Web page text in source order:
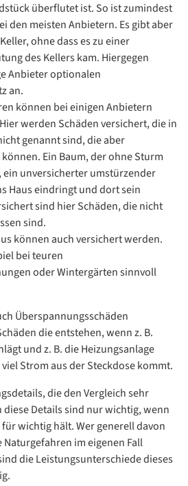
überflutet ist. So ist zumindest
den meisten Anbietern. Es gibt aber
ohne dass es zu einer
des Kellers kam. Hiergegen
Anbieter optionalen
an.
können bei einigen Anbietern
werden Schäden versichert, die in
genannt sind, die aber
Ein Baum, der ohne Sturm
ein unversicherter umstürzender
Haus eindringt und dort sein
sind hier Schäden, die nicht
sind.
können auch versichert werden.
bei teuren
oder Wintergärten sinnvoll
Überspannungsschäden
die entstehen, wenn z. B.
und z. B. die Heizungsanlage
Strom aus der Steckdose kommt.
die den Vergleich sehr
Details sind nur wichtig, wenn
wichtig hält. Wer generell davon
im eigenen Fall
die Leistungsunterschiede dieses